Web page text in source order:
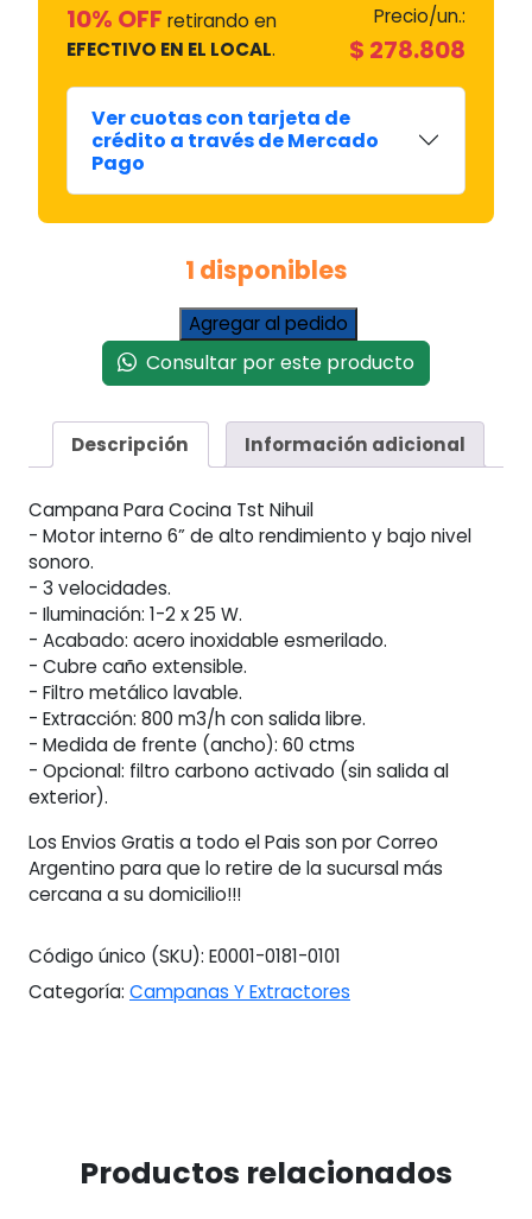
10% OFF retirando en
EFECTIVO EN EL LOCAL.
Precio/un.:
$ 278.808
Ver cuotas con tarjeta de
crédito a través de Mercado
Pago
1 disponibles
Campana
De
Cocina
Nihuil
60
Acero
3
cantidad
Agregar al pedido
Consultar por este producto
Descripción Información adicional
Campana Para Cocina Tst Nihuil
- Motor interno 6” de alto rendimiento y bajo nivel
sonoro.
- 3 velocidades.
- Iluminación: 1-2 x 25 W.
- Acabado: acero inoxidable esmerilado.
- Cubre caño extensible.
- Filtro metálico lavable.
- Extracción: 800 m3/h con salida libre.
- Medida de frente (ancho): 60 ctms
- Opcional: filtro carbono activado (sin salida al
exterior).
Los Envios Gratis a todo el Pais son por Correo
Argentino para que lo retire de la sucursal más
cercana a su domicilio!!!
Código único (SKU): E0001-0181-0101
Categoría: Campanas Y Extractores
Productos relacionados